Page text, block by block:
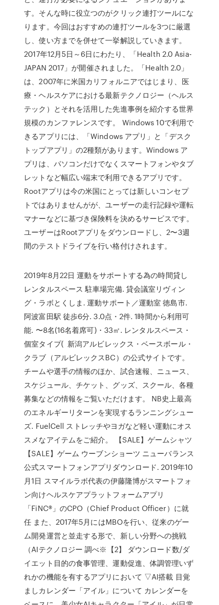
す。そんな時に役立つのがクリック連打ツールにな
ります。今回はおすすめの連打ツールを3つに厳選
し、使い方までを併せて一挙解説していきます。
2017年12月5日～6日にわたり、「Health 2.0 Asia-
JAPAN 2017」が開催されました。「Health 2.0」
は、2007年に米国カリフォルニアではじまり、医
療・ヘルスケアにおける最新テクノロジー（ヘルス
テック）とそれを活用した先進事例を紹介する世界
規模のカンファレンスです。 Windows 10で利用で
きるアプリには、「Windows アプリ」と「デスク
トップアプリ」の2種類があります。Windows ア
プリは、パソコンだけでなくスマートフォンやタブ
レットなど幅広い端末で利用できるアプリです。
Rootアプリは今の米国にとっては新しいコンセプ
トではありませんがが、ユーザーの走行記録や運転
マナーなどに基づき保険料を決めるサービスです。
ユーザーはRootアプリをダウンロードし、2〜3週
間のテストドライブを行い格付けされます。
2019年8月22日 運動をサポートする為の時間貸し
レンタルスペース 駐車場完備. 貸会議室リヴィン
グ・ラボとくしま. 運動サポート／運動室 徳島市.
阿波富田駅 徒歩6分. 3.0点・2件. 1時間から利用可
能. 〜8名(16名着席可)・33㎡. レンタルスペース・
個室タイプ( 新潟アルビレックス・ベースボール・
クラブ（アルビレックスBC）の公式サイトです。
チームや選手の情報のほか、試合速報、ニュース、
スケジュール、チケット、グッズ、スクール、各種
募集などの情報をご覧いただけます。 NB史上最高
のエネルギーリターンを実現するランニングシュー
ズ. FuelCell ストレッチやヨガなど軽い運動にオス
スメなアイテムをご紹介。 【SALE】ゲームシャツ
【SALE】ゲーム ウーブンショーツ ニューバランス
公式スマートフォンアプリダウンロード. 2019年10
月1日 スマイルラボ代表の伊藤隆博がスマートフォ
ン向けヘルスケアプラットフォームアプリ
「FiNC®️」のCPO（Chief Product Officer）に就
任 また、2017年5月にはMBOを行い、従来のゲー
ム開発運営と並走する形で、新しい分野への挑戦
（AIテクノロジー 調べ※【2】 ダウンロード数/ダ
イエット目的の食事管理、運動促進、体調管理いず
れかの機能を有するアプリにおいて ▽AI搭載 目覚
ましカレンダー「アイル」について カレンダーを